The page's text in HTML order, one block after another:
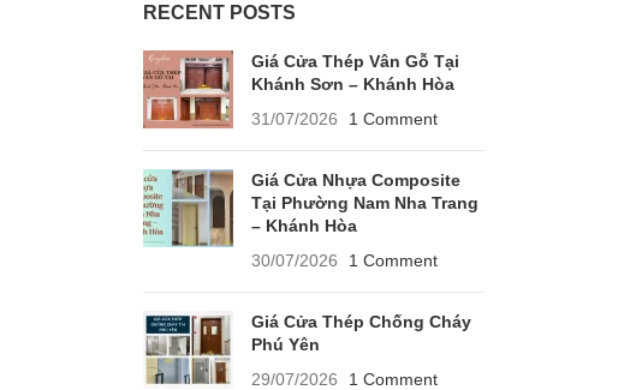
RECENT POSTS
Giá Cửa Thép Vân Gỗ Tại
Khánh Sơn – Khánh Hòa
31/07/2026
1 Comment
Giá Cửa Nhựa Composite
Tại Phường Nam Nha Trang
– Khánh Hòa
30/07/2026
1 Comment
Giá Cửa Thép Chống Cháy
Phú Yên
29/07/2026
1 Comment